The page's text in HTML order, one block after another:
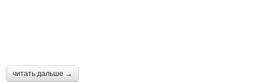
читать дальше →